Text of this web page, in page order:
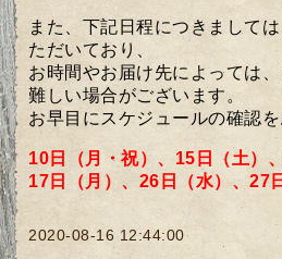
また、下記日程につきまして
ただいており、
お時間やお届け先によっては
難しい場合がございます。
お早目にスケジュールの確認を
10日（月・祝）、 15日（土）、
17 日（月）、 26日（水）、27
2020-08-16 12:44:00